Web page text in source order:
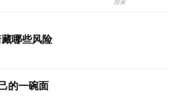
哪些风险
的一碗面